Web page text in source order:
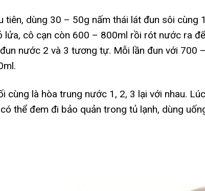
tiên, dùng 30 – 50g nấm thái lát đun sôi cùng
lửa, cô cạn còn 600 – 800ml rồi rót nước ra
nước 2 và 3 tương tự. Mỗi lần đun với 700
cùng là hòa trung nước 1, 2, 3 lại với nhau.
thể đem đi bảo quản trong tủ lạnh, dùng